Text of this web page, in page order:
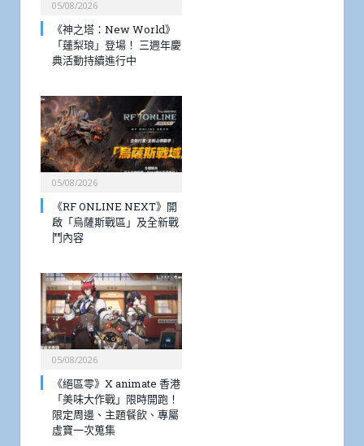
05/08/2026
《神之塔：New World》
「蓮梨琅」登場！ 三週年慶
典活動持續進行中
05/08/2026
《RF ONLINE NEXT》開
啟「烏薩斯戰區」及全新戰
鬥內容
05/08/2026
《絕區零》X animate 香港
「美味大作戰」限時開跑！
限定周邊、主題餐飲、專屬
虛寶一次蒐集